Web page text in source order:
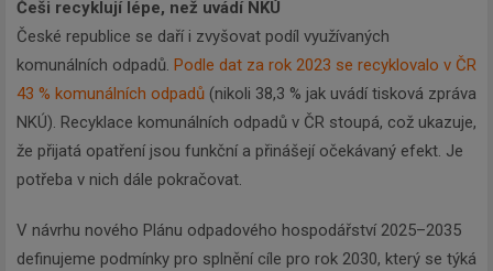
Češi recyklují lépe, než uvádí NKÚ
České republice se daří i zvyšovat podíl využívaných
komunálních odpadů. Podle dat za rok 2023 se recyklovalo v ČR
43 % komunálních odpadů (nikoli 38,3 % jak uvádí tisková zpráva
NKÚ). Recyklace komunálních odpadů v ČR stoupá, což ukazuje,
že přijatá opatření jsou funkční a přinášejí očekávaný efekt. Je
potřeba v nich dále pokračovat.
V návrhu nového Plánu odpadového hospodářství 2025–2035
definujeme podmínky pro splnění cíle pro rok 2030, který se týká